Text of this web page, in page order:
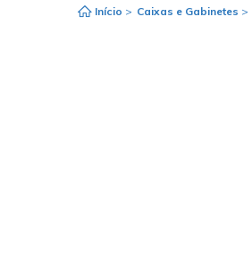
Início > Caixas e Gabinetes >